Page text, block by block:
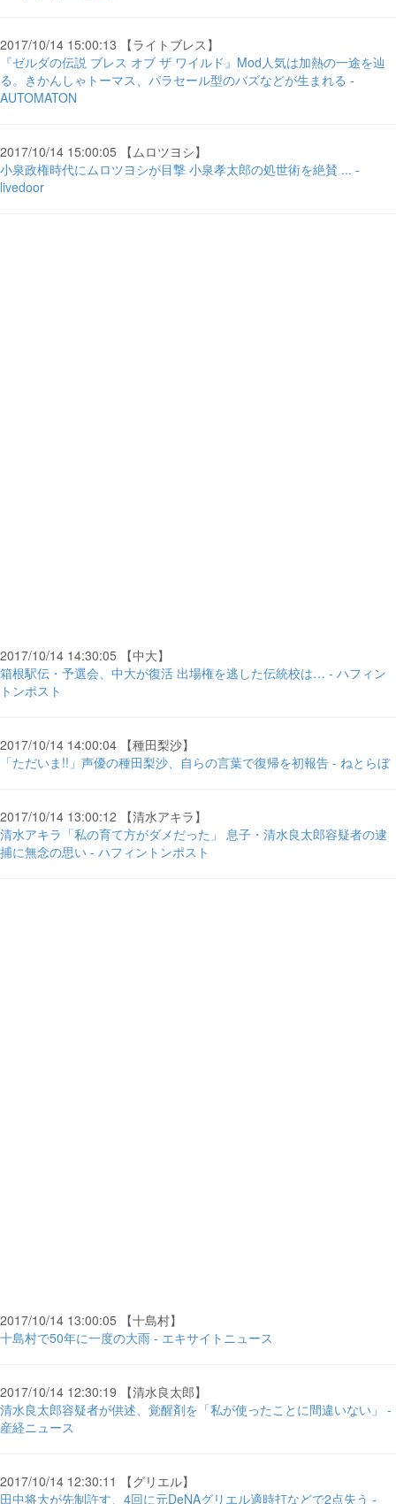
2017/10/14 15:00:13 【ライトブレス】
『ゼルダの伝説 ブレス オブ ザ ワイルド』Mod人気は加熱の一途を辿
る。きかんしゃトーマス、パラセール型のバズなどが生まれる -
AUTOMATON
2017/10/14 15:00:05 【ムロツヨシ】
小泉政権時代にムロツヨシが目撃 小泉孝太郎の処世術を絶賛 ... -
livedoor
2017/10/14 14:30:05 【中大】
箱根駅伝・予選会、中大が復活 出場権を逃した伝統校は… - ハフィン
トンポスト
2017/10/14 14:00:04 【種田梨沙】
「ただいま!!」声優の種田梨沙、自らの言葉で復帰を初報告 - ねとらぼ
2017/10/14 13:00:12 【清水アキラ】
清水アキラ「私の育て方がダメだった」 息子・清水良太郎容疑者の逮
捕に無念の思い - ハフィントンポスト
2017/10/14 13:00:05 【十島村】
十島村で50年に一度の大雨 - エキサイトニュース
2017/10/14 12:30:19 【清水良太郎】
清水良太郎容疑者が供述、覚醒剤を「私が使ったことに間違いない」 -
産経ニュース
2017/10/14 12:30:11 【グリエル】
田中将大が先制許す、4回に元DeNAグリエル適時打などで2点失う -